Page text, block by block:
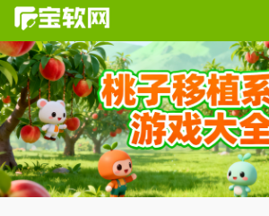
桃子移植系列像素游戏有哪些？合集整理了一些
的像素游戏，游戏种类多样，包涵角色扮演、互动、
等，都是最新的热门游戏，感兴趣的朋友可以来下载